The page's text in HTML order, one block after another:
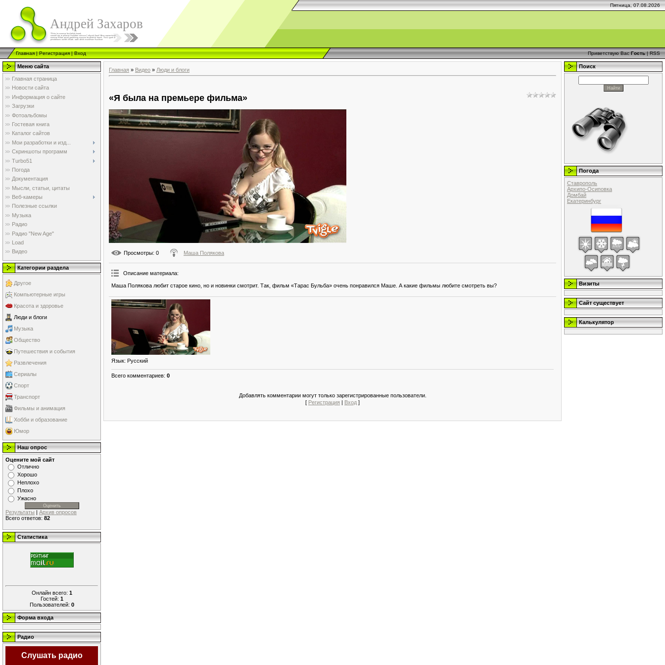
Пятница, 07.08.2026
Андрей Захаров
Главная|Регистрация|Вход Приветствую Вас Гость|RSS
Меню сайта
Главная страница
Новости сайта
Информация о сайте
Загрузки
Фотоальбомы
Гостевая книга
Каталог сайтов
Мои разработки и изд...
Скриншоты программ
Turbo51
Погода
Документация
Мысли, статьи, цитаты
Веб-камеры
Полезные ссылки
Музыка
Радио
Радио "New Age"
Load
Видео
Категории раздела
Другое
Компьютерные игры
Красота и здоровье
Люди и блоги
Музыка
Общество
Путешествия и события
Развлечения
Сериалы
Спорт
Транспорт
Фильмы и анимация
Хобби и образование
Юмор
Наш опрос
Оцените мой сайт
Отлично
Хорошо
Неплохо
Плохо
Ужасно
Результаты | Архив опросов
Всего ответов: 82
Статистика
Онлайн всего: 1
Гостей: 1
Пользователей: 0
Форма входа
Радио
Слушать радио
Главная » Видео » Люди и блоги
«Я была на премьере фильма»
Просмотры: 0 Маша Полякова
Описание материала:
Маша Полякова любит старое кино, но и новинки смотрит. Так, фильм «Тарас Бульба» очень понравился Маше. А какие фильмы любите смотреть вы?
Язык: Русский
Всего комментариев: 0
Добавлять комментарии могут только зарегистрированные пользователи.
[ Регистрация | Вход ]
Поиск
Погода
Ставрополь
Архипо-Осиповка
Домбай
Екатеринбург
Визиты
Сайт существует
Калькулятор